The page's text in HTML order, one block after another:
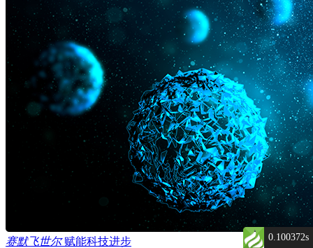
赛默飞世尔 赋能科技进步 0.100372s